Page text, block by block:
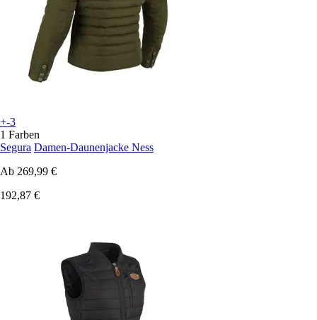
+-3
1 Farben
Segura Damen-Daunenjacke Ness
Ab 269,99 €
192,87 €